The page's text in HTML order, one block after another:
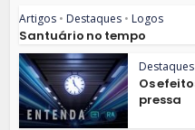
Artigos • Destaques • Logos
Santuário no tempo
Destaques
Os
pressa